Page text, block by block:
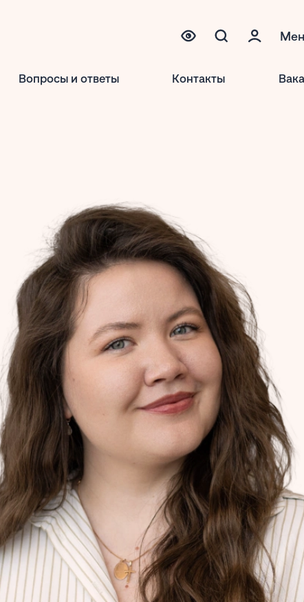
Вопросы и ответы Контакты